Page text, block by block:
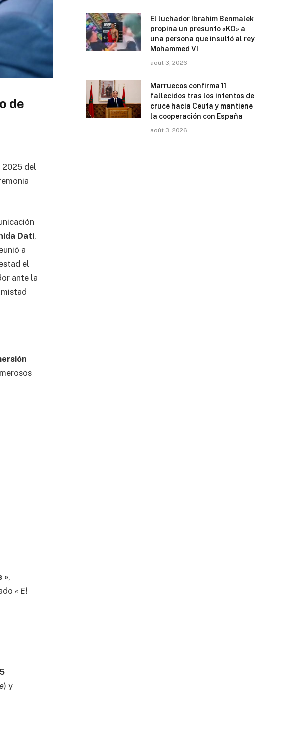
de
2025 del
Dati,
a
el
ante la
»,
« El
) y
El luchador Ibrahim Benmalek
propina un presunto «KO» a
una persona que insultó al rey
Mohammed VI
août 3, 2026
Marruecos confirma 11
fallecidos tras los intentos de
cruce hacia Ceuta y mantiene
la cooperación con España
août 3, 2026